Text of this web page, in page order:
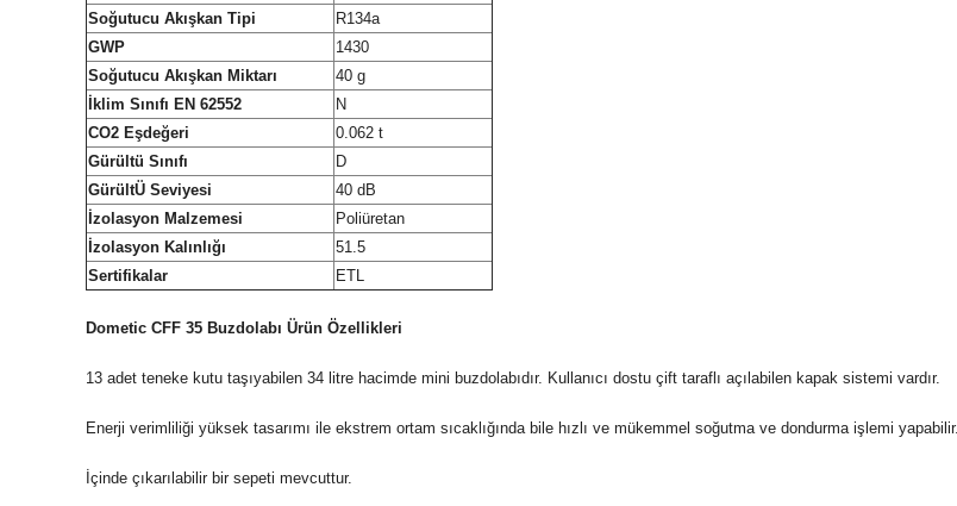
Soğutucu Akışkan Tipi
R134a
GWP
1430
Soğutucu Akışkan Miktarı
40 g
İklim Sınıfı EN 62552
N
CO2 Eşdeğeri
0.062 t
Gürültü Sınıfı
D
GürültÜ Seviyesi
40 dB
İzolasyon Malzemesi
Poliüretan
İzolasyon Kalınlığı
51.5
Sertifikalar
ETL
Dometic CFF 35 Buzdolabı Ürün Özellikleri
13 adet teneke kutu taşıyabilen 34 litre hacimde mini buzdolabıdır. Kullanıcı dostu çift taraflı açılabilen kapak sistemi vardır.
Enerji verimliliği yüksek tasarımı ile ekstrem ortam sıcaklığında bile hızlı ve mükemmel soğutma ve dondurma işlemi yapabilir.
İçinde çıkarılabilir bir sepeti mevcuttur.